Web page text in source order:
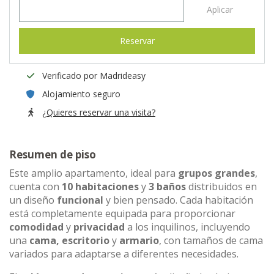
Aplicar
Reservar
Verificado por Madrideasy
Alojamiento seguro
¿Quieres reservar una visita?
Resumen de piso
Este amplio apartamento, ideal para grupos grandes,
cuenta con 10 habitacionesy3 bañosdistribuidos en
un diseño funcional y bien pensado. Cada habitación
está completamente equipada para proporcionar
comodidad y privacidad a los inquilinos, incluyendo
una cama, escritorioy armario, con tamaños de cama
variados para adaptarse a diferentes necesidades.